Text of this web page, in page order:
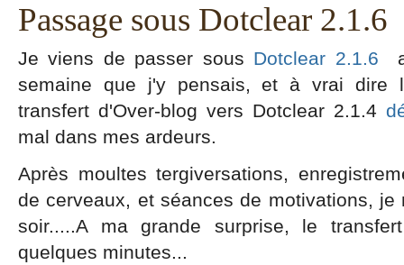
Passage sous Dotclear 2.1.6
Je viens de passer sous Dotclear 2.1.6
semaine que j'y pensais, et à vrai dire
transfert d'Over-blog vers Dotclear 2.1.4
mal dans mes ardeurs.
Après moultes tergiversations,
de cerveaux, et séances de motivations,
soir.....A ma grande surprise, le
quelques minutes...